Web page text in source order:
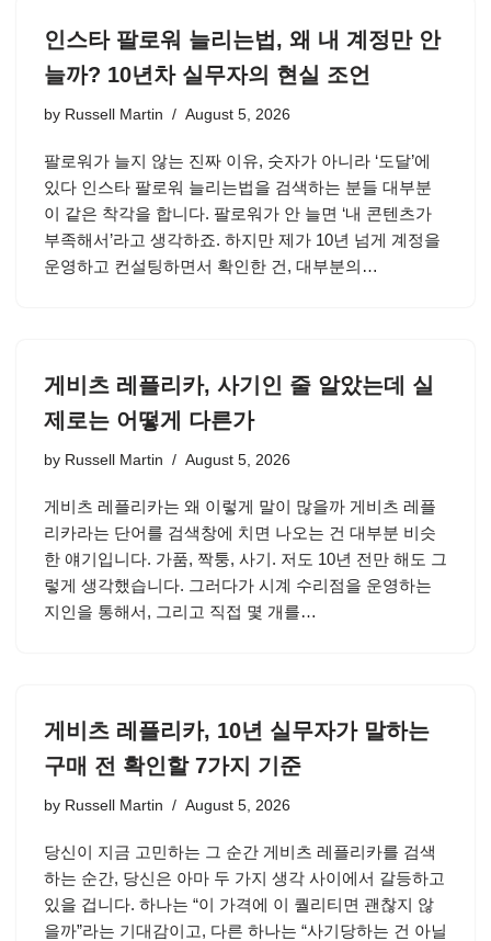
인스타 팔로워 늘리는법, 왜 내 계정만 안
늘까? 10년차 실무자의 현실 조언
by Russell Martin August 5, 2026
팔로워가 늘지 않는 진짜 이유, 숫자가 아니라 ‘도달’에
있다 인스타 팔로워 늘리는법을 검색하는 분들 대부분
이 같은 착각을 합니다. 팔로워가 안 늘면 ‘내 콘텐츠가
부족해서’라고 생각하죠. 하지만 제가 10년 넘게 계정을
운영하고 컨설팅하면서 확인한 건, 대부분의…
게비츠 레플리카, 사기인 줄 알았는데 실
제로는 어떻게 다른가
by Russell Martin August 5, 2026
게비츠 레플리카는 왜 이렇게 말이 많을까 게비츠 레플
리카라는 단어를 검색창에 치면 나오는 건 대부분 비슷
한 얘기입니다. 가품, 짝퉁, 사기. 저도 10년 전만 해도 그
렇게 생각했습니다. 그러다가 시계 수리점을 운영하는
지인을 통해서, 그리고 직접 몇 개를…
게비츠 레플리카, 10년 실무자가 말하는
구매 전 확인할 7가지 기준
by Russell Martin August 5, 2026
당신이 지금 고민하는 그 순간 게비츠 레플리카를 검색
하는 순간, 당신은 아마 두 가지 생각 사이에서 갈등하고
있을 겁니다. 하나는 “이 가격에 이 퀄리티면 괜찮지 않
을까”라는 기대감이고, 다른 하나는 “사기당하는 건 아닐